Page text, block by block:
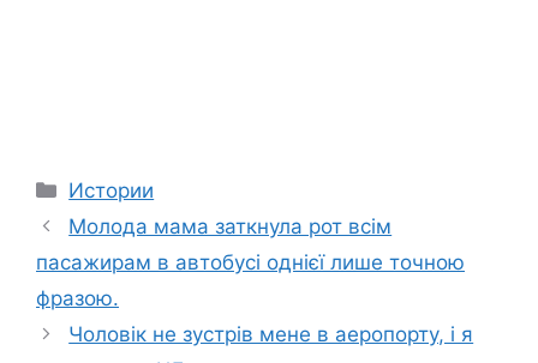
Categories
Истории
Молода мама заткнула рот всім
пасажирам в автобусі однієї лише точною
фразою.
Чоловік не зустрів мене в аеропорту, і я